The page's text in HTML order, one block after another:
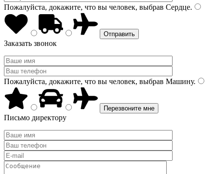
Пожалуйста, докажите, что вы человек, выбрав Сердце.
Заказать звонок
Пожалуйста, докажите, что вы человек, выбрав Машину.
Письмо директору